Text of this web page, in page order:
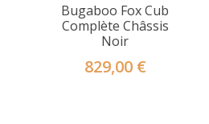
Bugaboo Fox Cub
Complète Châssis
Noir
829,00 €